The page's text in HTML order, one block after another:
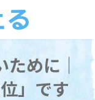
めに｜
」です